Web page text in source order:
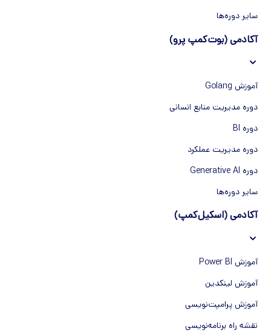
سایر دوره‌ها
آکادمی (بوت‌کمپ پرو)
آموزش Golang
دوره مدیریت منابع انسانی
دوره BI
دوره مدیریت عملکرد
دوره Generative AI
سایر دوره‌ها
آکادمی (اسکیل‌کمپ)
آموزش Power BI
آموزش لینکدین
آموزش پرامپت‌نویسی
نقشه راه برنامه‌نویسی